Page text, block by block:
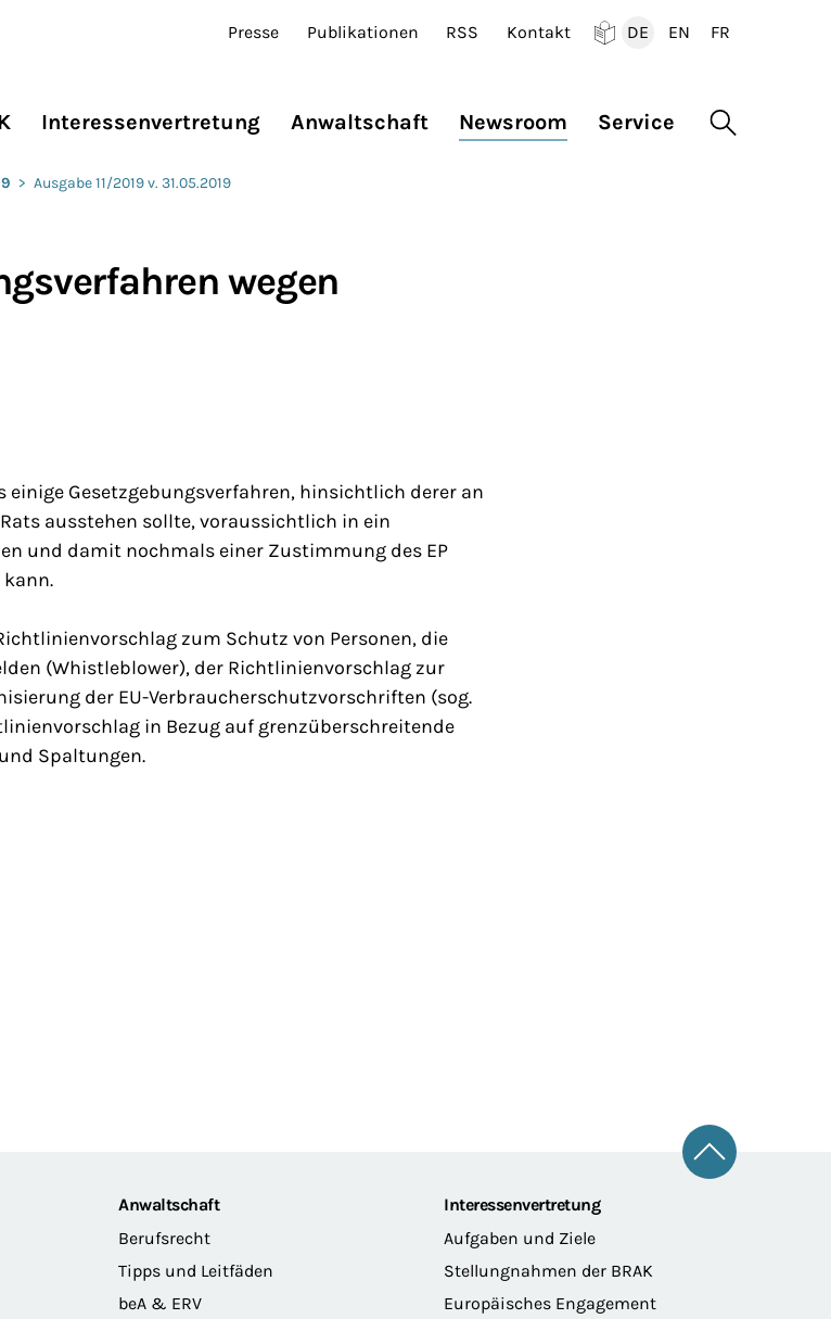
Presse Publikationen RSS Kontakt
DE
EN
FR
Interessenvertretung Anwaltschaft Newsroom Service Suche
> Ausgabe 11/2019 v. 31.05.2019
wegen
Gesetzgebungsverfahren, hinsichtlich derer an
ausstehen sollte, voraussichtlich in ein
und damit nochmals einer Zustimmung des EP
zum Schutz von Personen, die
(Whistleblower), der Richtlinienvorschlag zur
der EU-Verbraucherschutzvorschriften (sog.
in Bezug auf grenzüberschreitende
Spaltungen.
Zum
Anwaltschaft
Berufsrecht
Tipps und Leitfäden
beA & ERV
Interessenvertretung
Aufgaben und Ziele
Stellungnahmen der BRAK
Europäisches Engagement